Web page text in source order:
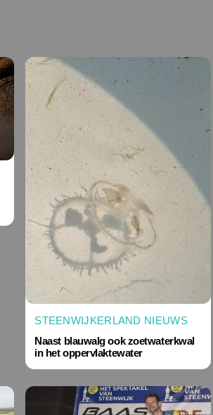
STEENWIJKERLAND NIEUWS
Naast blauwalg ook zoetwaterkwal
in het oppervlaktewater